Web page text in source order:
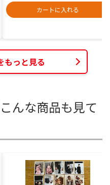
カートに入れる
もっと見る
んな商品も見て